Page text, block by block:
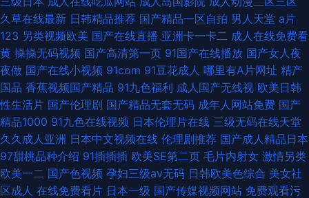
久草在线最新 日韩精品推荐 国产精品一区自拍 男人天堂 a片
123 另类视频欧美 国产在线直播 亚洲卡一卡二 成人在线免费看
黄 操操无码视频 国产高清第一页 91国产在线播放 国产女人夜
夜做 国产在线小视频 91com 91豆花成人 哪里有A片网址 精产
国品 香蕉视频国产精品 91九色福利 成人国产无线视 欧美日韩
性生活片 国产伦理剧 国产精品无套无码 成年人网站免费 国产
精品1000 91九色在线视频 日本伦理片在线 三级无码在线天堂
久久成人亚洲 日本中文视频在线 伦理剧推荐 国产成人精品日本
97甜桃品种介绍 91插插插 欧美SE第二页 毛片内射女 激情另类
欧美一二 国产色视频 孕妇三级av无码 日韩欧美色综合 美女社
区成人 在线免费看片 日本一级 国产传媒视频网站 免费观看污